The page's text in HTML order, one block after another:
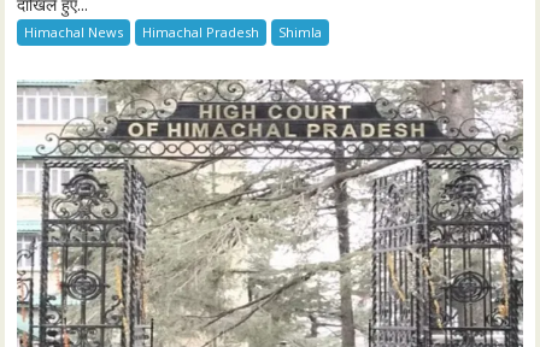
Himachal News Himachal Pradesh Shimla